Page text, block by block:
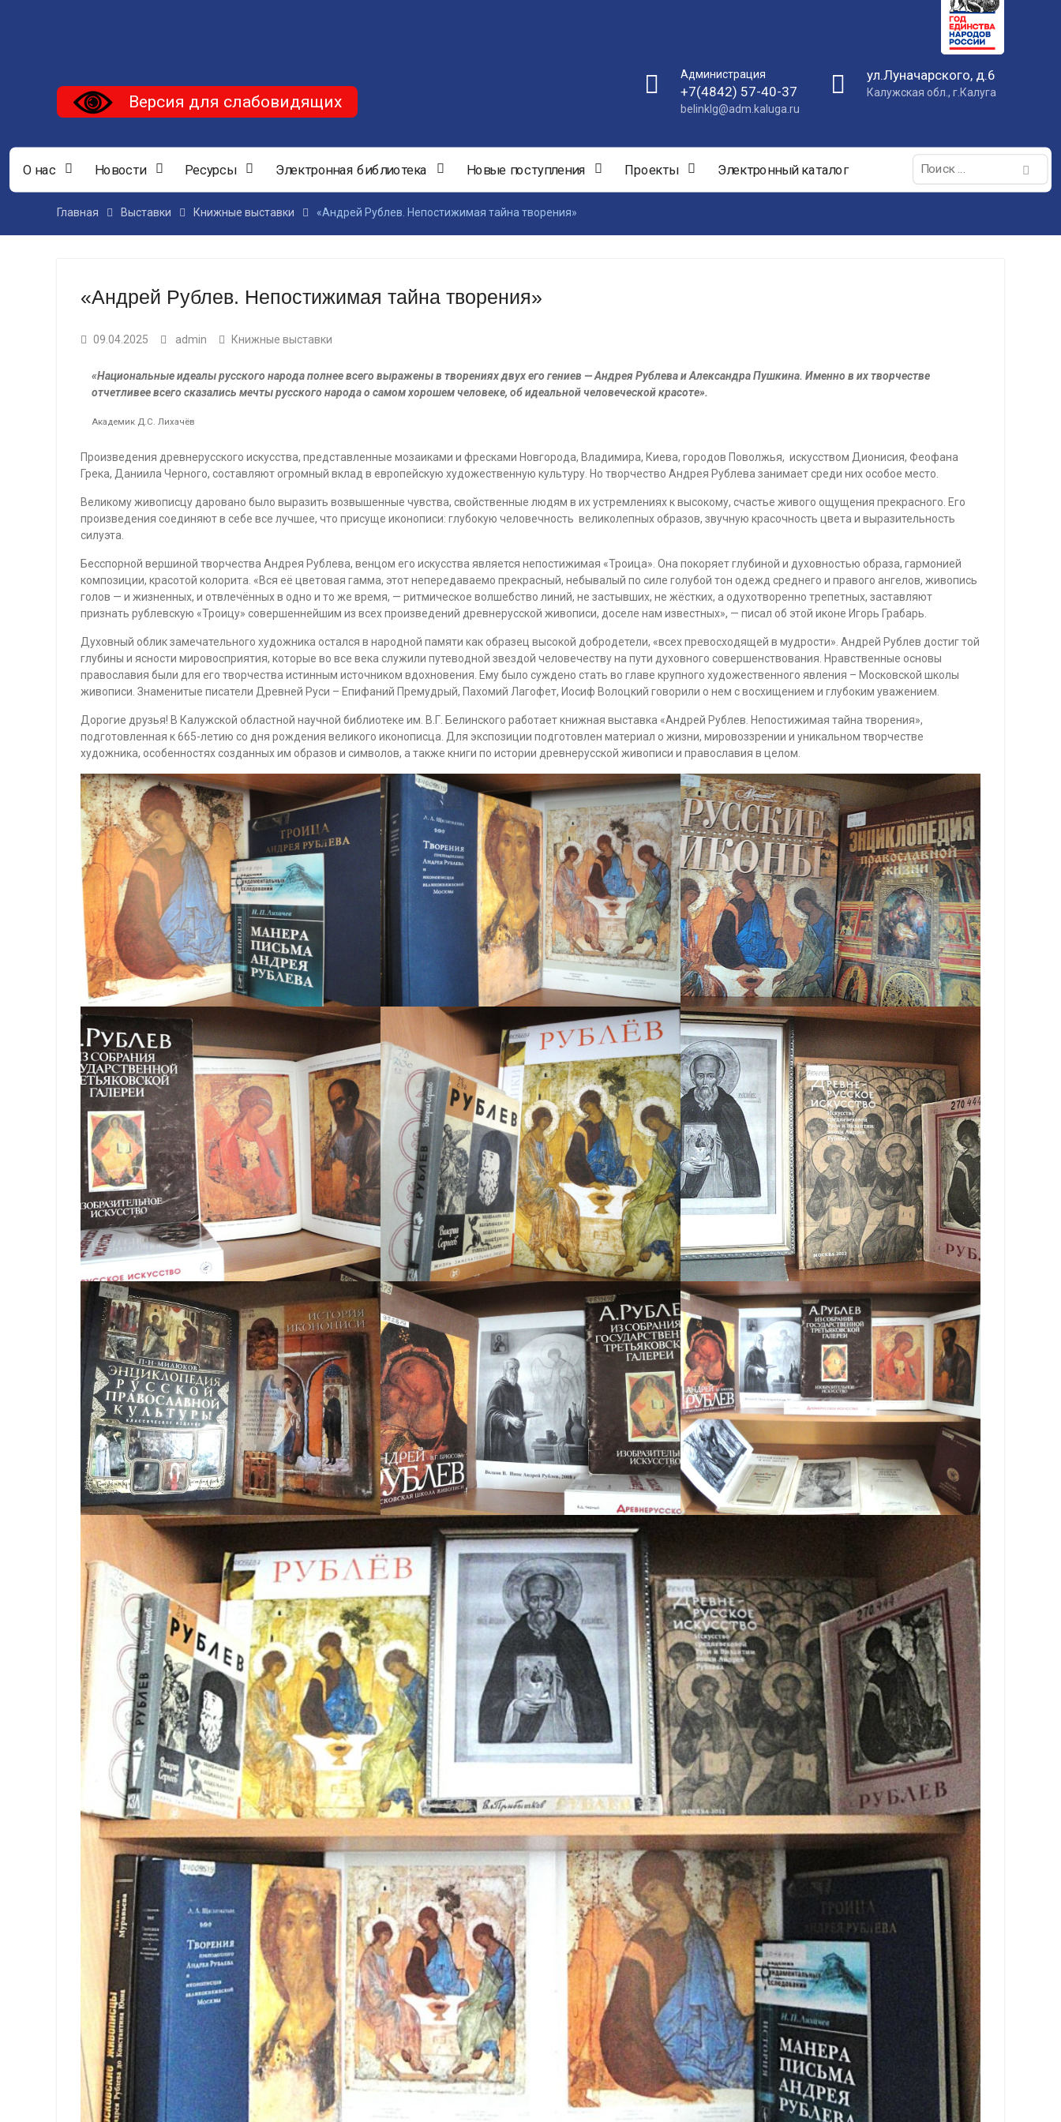
Администрация
+7(4842) 57-40-37
belinklg@adm.kaluga.ru
ул.Луначарского, д.6
Калужская обл., г.Калуга
Версия для слабовидящих
О нас Новости Ресурсы Электронная библиотека Новые поступления Проекты Электронный каталог
Поиск:
Главная Выставки Книжные выставки «Андрей Рублев. Непостижимая тайна творения»
«Андрей Рублев. Непостижимая тайна творения»
09.04.2025 admin Книжные выставки
«Национальные идеалы русского народа полнее всего выражены в творениях двух его гениев — Андрея Рублева и Александра Пушкина. Именно в их творчестве
отчетливее всего сказались мечты русского народа о самом хорошем человеке, об идеальной человеческой красоте».
Академик Д.С. Лихачёв
Произведения древнерусского искусства, представленные мозаиками и фресками Новгорода, Владимира, Киева, городов Поволжья, искусством Дионисия, Феофана
Грека, Даниила Черного, составляют огромный вклад в европейскую художественную культуру. Но творчество Андрея Рублева занимает среди них особое место.
Великому живописцу даровано было выразить возвышенные чувства, свойственные людям в их устремлениях к высокому, счастье живого ощущения прекрасного. Его
произведения соединяют в себе все лучшее, что присуще иконописи: глубокую человечность великолепных образов, звучную красочность цвета и выразительность
силуэта.
Бесспорной вершиной творчества Андрея Рублева, венцом его искусства является непостижимая «Троица». Она покоряет глубиной и духовностью образа, гармонией
композиции, красотой колорита. «Вся её цветовая гамма, этот непередаваемо прекрасный, небывалый по силе голубой тон одежд среднего и правого ангелов, живопись
голов — и жизненных, и отвлечённых в одно и то же время, — ритмическое волшебство линий, не застывших, не жёстких, а одухотворенно трепетных, заставляют
признать рублевскую «Троицу» совершеннейшим из всех произведений древнерусской живописи, доселе нам известных», — писал об этой иконе Игорь Грабарь.
Духовный облик замечательного художника остался в народной памяти как образец высокой добродетели, «всех превосходящей в мудрости». Андрей Рублев достиг той
глубины и ясности мировосприятия, которые во все века служили путеводной звездой человечеству на пути духовного совершенствования. Нравственные основы
православия были для его творчества истинным источником вдохновения. Ему было суждено стать во главе крупного художественного явления – Московской школы
живописи. Знаменитые писатели Древней Руси – Епифаний Премудрый, Пахомий Лагофет, Иосиф Волоцкий говорили о нем с восхищением и глубоким уважением.
Дорогие друзья! В Калужской областной научной библиотеке им. В.Г. Белинского работает книжная выставка «Андрей Рублев. Непостижимая тайна творения»,
подготовленная к 665-летию со дня рождения великого иконописца. Для экспозиции подготовлен материал о жизни, мировоззрении и уникальном творчестве
художника, особенностях созданных им образов и символов, а также книги по истории древнерусской живописи и православия в целом.